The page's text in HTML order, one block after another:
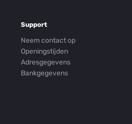
Support
Neem contact op
Openingstijden
Adresgegevens
Bankgegevens